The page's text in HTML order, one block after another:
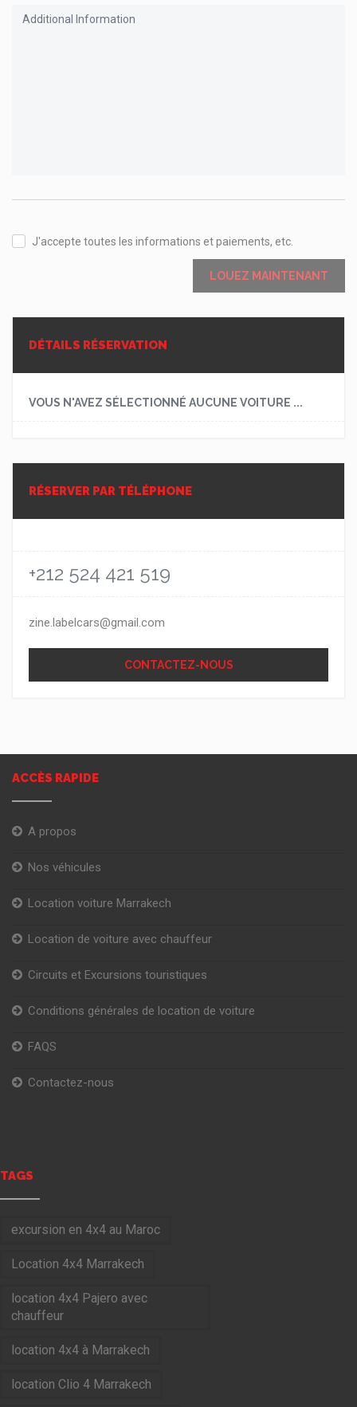
J'accepte toutes les informations et paiements, etc.
LOUEZ MAINTENANT
DÉTAILS RÉSERVATION
VOUS N'AVEZ SÉLECTIONNÉ AUCUNE VOITURE ...
RÉSERVER PAR TÉLÉPHONE
+212 524 421 519
zine.labelcars@gmail.com
CONTACTEZ-NOUS
ACCÈS RAPIDE
A propos
Nos véhicules
Location voiture Marrakech
Location de voiture avec chauffeur
Circuits et Excursions touristiques
Conditions générales de location de voiture
FAQS
Contactez-nous
TAGS
excursion en 4x4 au Maroc
Location 4x4 Marrakech
location 4x4 Pajero avec
chauffeur
location 4x4 à Marrakech
location Clio 4 Marrakech